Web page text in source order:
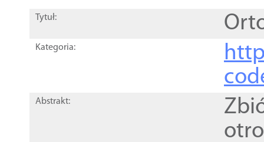
Tytuł:
Kategoria:
Abstrakt: